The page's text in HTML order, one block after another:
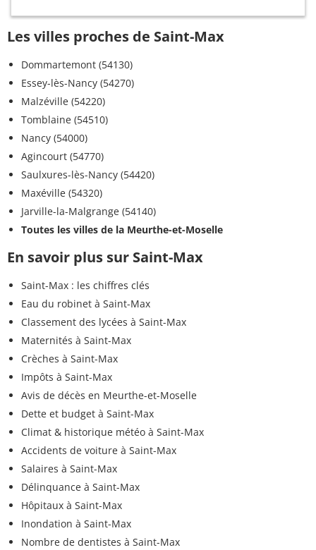
Les villes proches de Saint-Max
Dommartemont (54130)
Essey-lès-Nancy (54270)
Malzéville (54220)
Tomblaine (54510)
Nancy (54000)
Agincourt (54770)
Saulxures-lès-Nancy (54420)
Maxéville (54320)
Jarville-la-Malgrange (54140)
Toutes les villes de la Meurthe-et-Moselle
En savoir plus sur Saint-Max
Saint-Max : les chiffres clés
Eau du robinet à Saint-Max
Classement des lycées à Saint-Max
Maternités à Saint-Max
Crèches à Saint-Max
Impôts à Saint-Max
Avis de décès en Meurthe-et-Moselle
Dette et budget à Saint-Max
Climat & historique météo à Saint-Max
Accidents de voiture à Saint-Max
Salaires à Saint-Max
Délinquance à Saint-Max
Hôpitaux à Saint-Max
Inondation à Saint-Max
Nombre de dentistes à Saint-Max